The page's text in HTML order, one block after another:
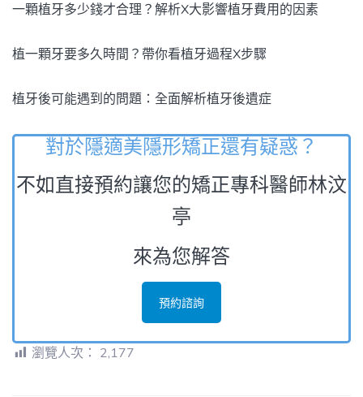
一顆植牙多少錢才合理？解析X大影響植牙費用的因素
植一顆牙要多久時間？帶你看植牙過程X步驟
植牙後可能遇到的問題：全面解析植牙後遺症
對於隱適美隱形矯正還有疑惑？
不如直接預約讓您的矯正專科醫師林汶
亭
來為您解答
預約諮詢
瀏覽人次： 2,177